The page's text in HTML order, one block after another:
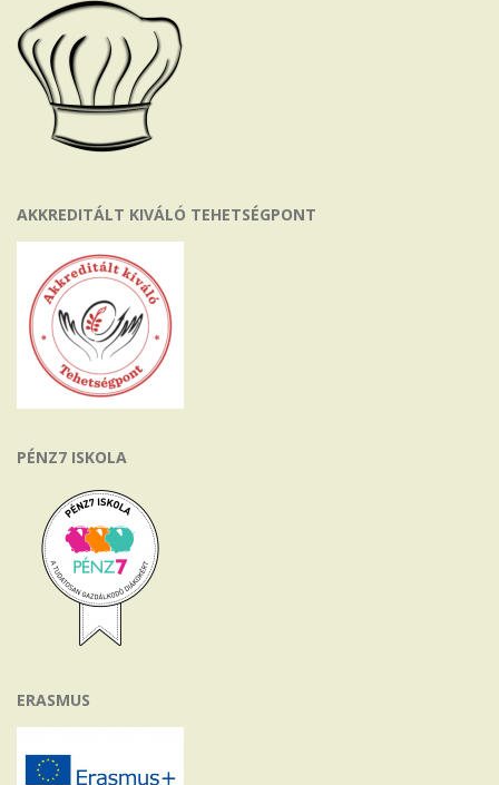
AKKREDITÁLT KIVÁLÓ TEHETSÉGPONT
PÉNZ7 ISKOLA
ERASMUS